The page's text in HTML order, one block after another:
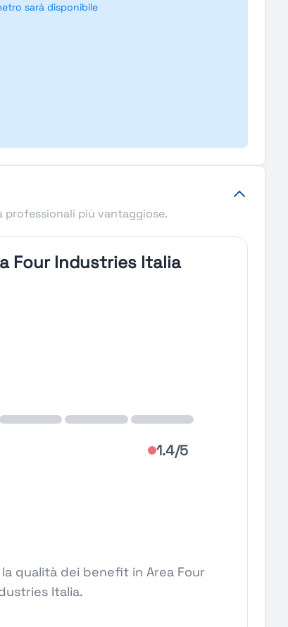
sarà disponibile
più vantaggiose.
Four Industries Italia
1.4/5
qualità dei benefit in Area Four
Italia.